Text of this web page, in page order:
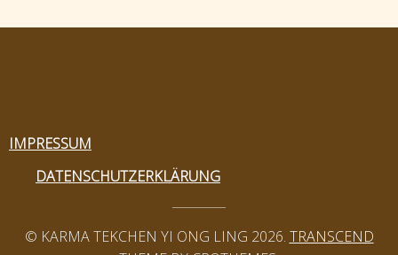
IMPRESSUM
DATENSCHUTZERKLÄRUNG
© KARMA TEKCHEN YI ONG LING 2026. TRANSCEND